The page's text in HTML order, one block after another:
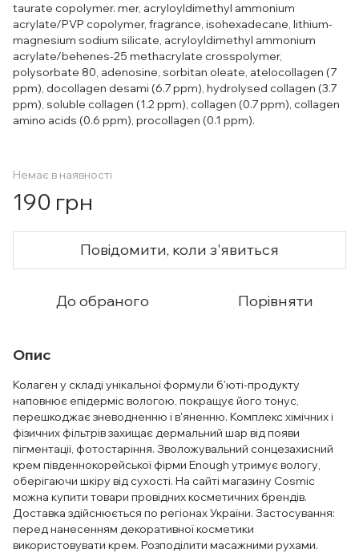
taurate copolymer. mer, acryloyldimethyl ammonium
acrylate/PVP copolymer, fragrance, isohexadecane, lithium-
magnesium sodium silicate, acryloyldimethyl ammonium
acrylate/behenes-25 methacrylate crosspolymer,
polysorbate 80, adenosine, sorbitan oleate, atelocollagen (7
ppm), docollagen desami (6.7 ppm), hydrolysed collagen (3.7
ppm), soluble collagen (1.2 ppm), collagen (0.7 ppm), collagen
amino acids (0.6 ppm), procollagen (0.1 ppm).
Немає в наявності
190 грн
Повідомити, коли з'явиться
До обраного Порівняти
Опис
Колаген у складі унікальної формули б'юті-продукту
наповнює епідерміс вологою, покращує його тонус,
перешкоджає зневодненню і в'яненню. Комплекс хімічних і
фізичних фільтрів захищає дермальний шар від появи
пігментації, фотостаріння. Зволожувальний сонцезахисний
крем південнокорейської фірми Enough утримує вологу,
оберігаючи шкіру від сухості. На сайті магазину Cosmic
можна купити товари провідних косметичних брендів.
Доставка здійснюється по регіонах України. Застосування:
перед нанесенням декоративної косметики
використовувати крем. Розподілити масажними рухами.